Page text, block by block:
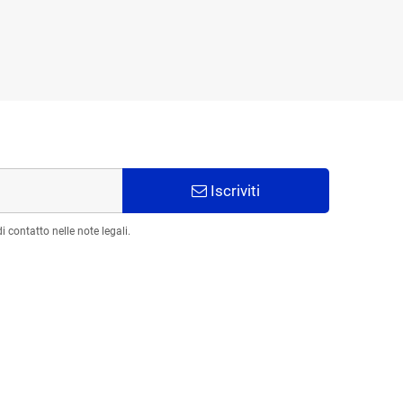
Iscriviti
contatto nelle note legali.